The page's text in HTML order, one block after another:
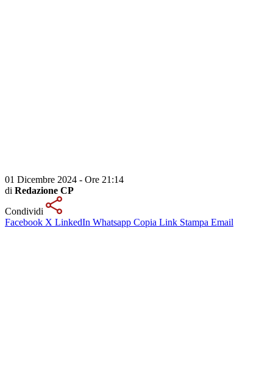
01 Dicembre 2024 - Ore 21:14
di Redazione CP
Condividi
Facebook X LinkedIn Whatsapp Copia Link Stampa Email